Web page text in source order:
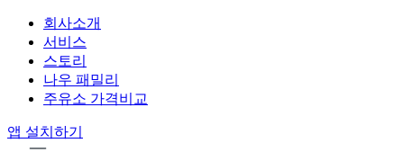
회사소개
서비스
스토리
나우 패밀리
주유소 가격비교
앱 설치하기